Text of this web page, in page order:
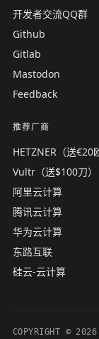
开发者交流QQ群
Github
Gitlab
Mastodon
Feedback
推荐厂商
HETZNER（送€20
Vultr（送$100刀）
阿里云计算
腾讯云计算
华为云计算
东路互联
硅云-云计算
COPYRIGHT ©